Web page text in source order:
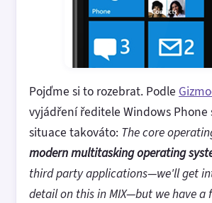
Pojďme si to rozebrat. Podle
vyjádření ředitele Windows Phone
situace takováto: The core
modern multitasking operating
third party applications—we'll get
detail on this in MIX—but we have a